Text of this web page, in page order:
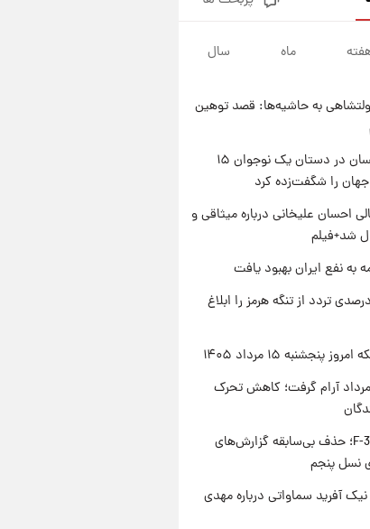
فال قهوه روزانه پنجشنبه ۱۵ مرداد
ماه ۱۴۰۵
۱ روز پیش
چهارشنبه ۱۴ مرداد + جدول
۱ روز پیش
تولید سایپا؛ نام خودرو، مبلغ پیش
پرداخت و زمان تحویل | سود
مشارکت چند درصد است؟
ماه سال
به حاشیه‌ها: قصد توهین
راز طول عمر انسان در دستان یک نوجوان ۱۵
را شگفت‌زده کرد
احسان علیخانی درباره میثاقی و
شد+فیلم
به نفع ایران بهبود یافت
ایران تعرفه ۷ درصدی تردد از تنگه هرمز را ابلاغ
۱۵ مرداد ۱۴۰۵
آرام گرفت؛ کاهش تحرک
پنتاگون و راز F-35؛ حذف بی‌سابقه گزارش‌های
نسل پنجم
آفرید سماواتی درباره مهدی